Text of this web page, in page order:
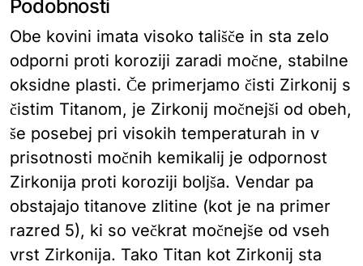
Podobnosti
Obe kovini imata visoko tališče in sta zelo
odporni proti koroziji zaradi močne, stabilne
oksidne plasti. Če primerjamo čisti Zirkonij s
čistim Titanom, je Zirkonij močnejši od obeh,
še posebej pri visokih temperaturah in v
prisotnosti močnih kemikalij je odpornost
Zirkonija proti koroziji boljša. Vendar pa
obstajajo titanove zlitine (kot je na primer
razred 5), ki so večkrat močnejše od vseh
vrst Zirkonija. Tako Titan kot Zirkonij sta